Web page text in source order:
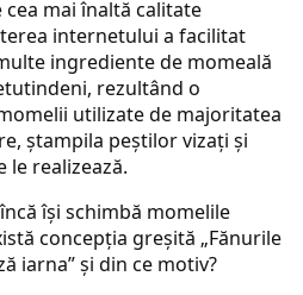
mai înaltă calitate
internetului a facilitat
ingrediente de momeală
rezultând o
utilizate de majoritatea
ștampila peștilor vizați și
le realizează.
își schimbă momelile
concepția greșită „Fănurile
iarna” și din ce motiv?